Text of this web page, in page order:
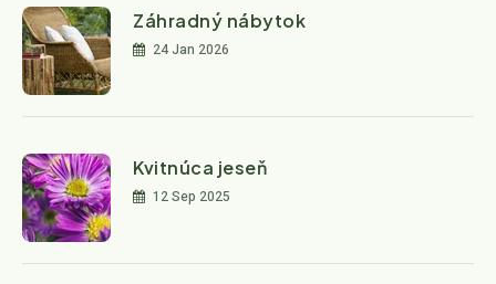
Záhradný nábytok
24 Jan 2026
Kvitnúca jeseň
12 Sep 2025